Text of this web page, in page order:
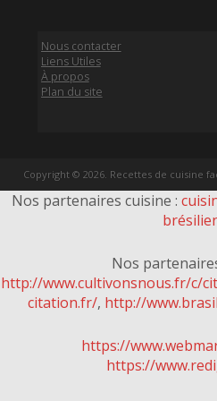
Nous contacter
Liens Utiles
À propos
Plan du site
Copyright © 2026. Recettes de cuisine
Nos partenaires cuisine :
Nos
http://www.cultivonsnous.fr/c/
citation.fr/, http://
https://
https://